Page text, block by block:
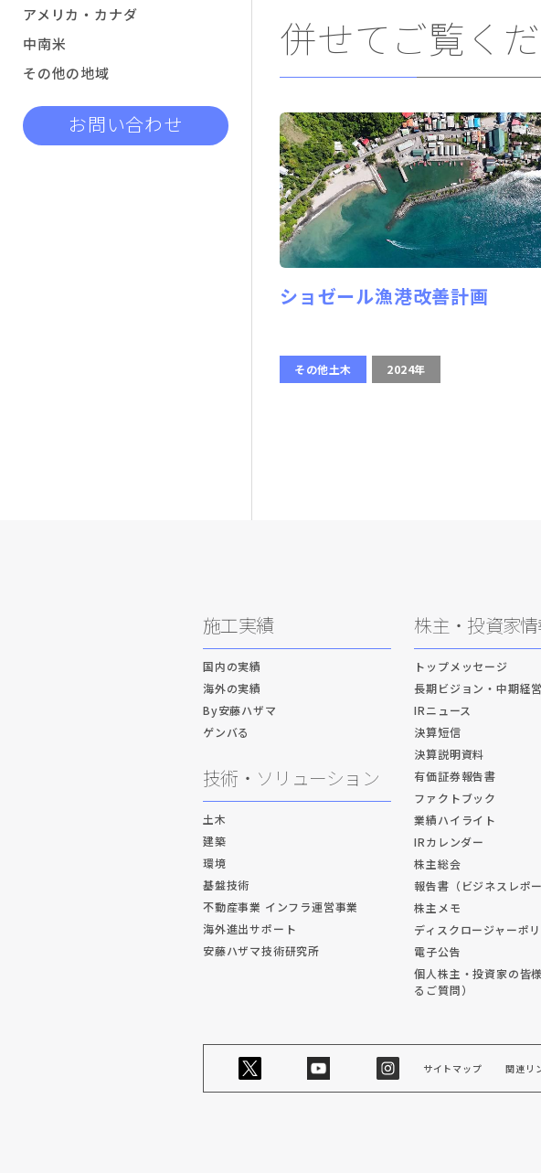
アメリカ・カナダ
中南米
その他の地域
お問い合わせ
併せてご覧く
ショゼール漁港改善計画
その他土木 2024年
施工実績
国内の実績
海外の実績
By安藤ハザマ
ゲンバる
技術・ソリューション
土木
建築
環境
基盤技術
不動産事業 インフラ運営事業
海外進出サポート
安藤ハザマ技術研究所
株主・投資家
トップメッセージ
長期ビジョン・中期経
IRニュース
決算短信
決算説明資料
有価証券報告書
ファクトブック
業績ハイライト
IRカレンダー
株主総会
報告書（ビジネスレポー
株主メモ
ディスクロージャーポ
電子公告
個人株主・投資家の皆
るご質問）
サイトマップ 関連リ